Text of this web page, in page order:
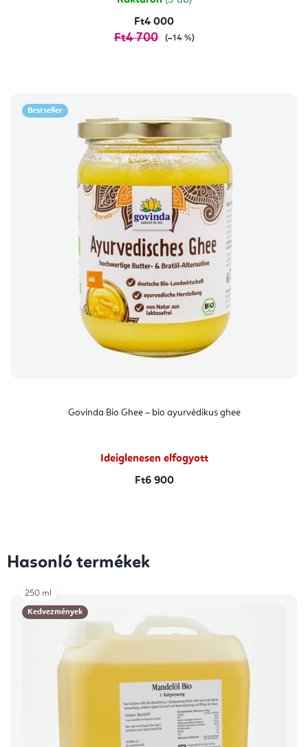
Ft4 000
Ft4 700 (–14 %)
Bestseller
Govinda Bio Ghee – bio ayurvédikus ghee
Ideiglenesen elfogyott
Ft6 900
Hasonló termékek
Kedvezmények
250 ml